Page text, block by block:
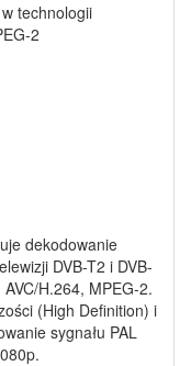
technologii
2
dekodowanie
DVB-T2 i DVB-
H.264, MPEG-2.
(High Definition) i
sygnału PAL